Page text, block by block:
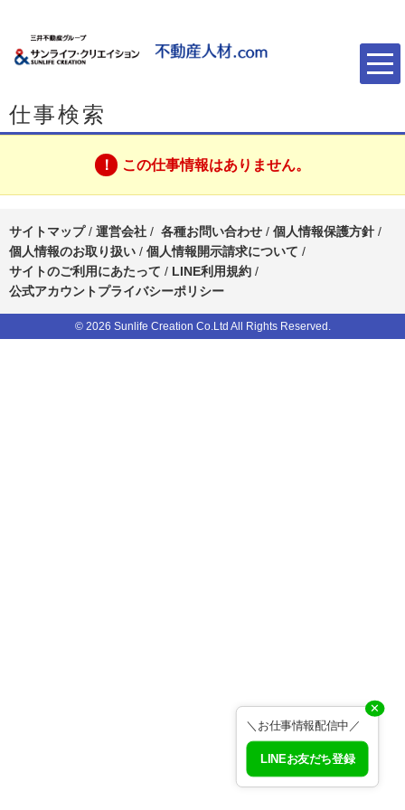
仕事検索
この仕事情報はありません。
サイトマップ/ 運営会社 / 各種お問い合わせ / 個人情報保護方針 /
個人情報のお取り扱い / 個人情報開示請求について /
サイトのご利用にあたって / LINE利用規約 /
公式アカウントプライバシーポリシー
✕
＼お仕事情報配信中／
LINEお友だち登録
© 2026 Sunlife Creation Co.Ltd All Rights Reserved.